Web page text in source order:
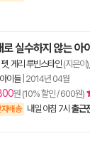
로 실수하지 않는 아이
게리 루빈스타인 (지은이),
이들| 2014년 04월
원 (10% 할인 / 600원)
자배송 내일 아침 7시 출근